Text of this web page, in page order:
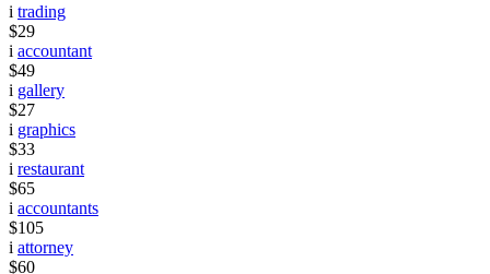
i trading
$29
i accountant
$49
i gallery
$27
i graphics
$33
i restaurant
$65
i accountants
$105
i attorney
$60